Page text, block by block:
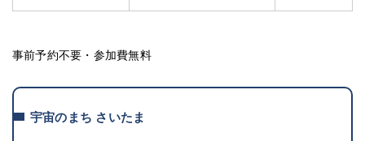
事前予約不要・参加費無料
宇宙のまち さいたま